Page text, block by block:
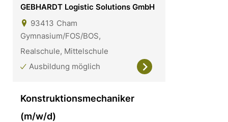
GEBHARDT Logistic Solutions GmbH
93413 Cham
Gymnasium/FOS/BOS,
Realschule, Mittelschule
Ausbildung möglich
Konstruktionsmechaniker
(m/w/d)